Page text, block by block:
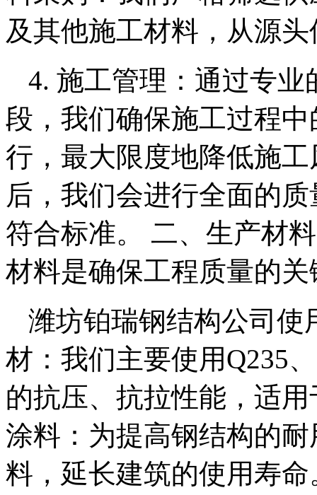
及其他施工材料，从源
4. 施工管理：通过专
段，我们确保施工过程
行，最大限度地降低施
后，我们会进行全面的
符合标准。 二、生产材
材料是确保工程质量的关
潍坊铂瑞钢结构公司使
材：我们主要使用Q235
的抗压、抗拉性能，适
涂料：为提高钢结构的
料，延长建筑的使用寿